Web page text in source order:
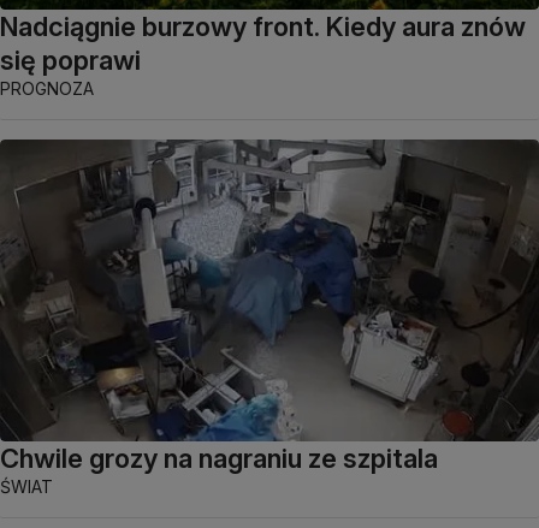
Nadciągnie burzowy front. Kiedy aura znów
się poprawi
PROGNOZA
Chwile grozy na nagraniu ze szpitala
ŚWIAT